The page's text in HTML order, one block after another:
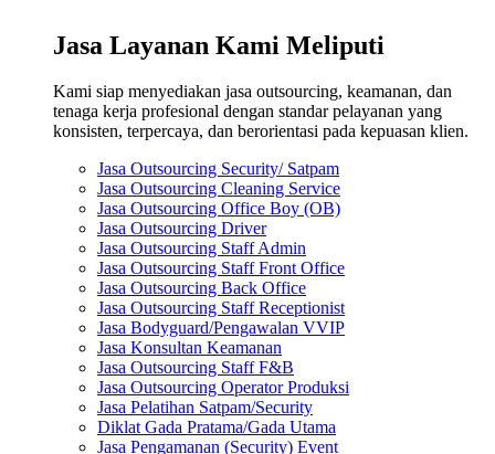
Jasa Layanan Kami Meliputi
Kami siap menyediakan jasa outsourcing, keamanan, dan
tenaga kerja profesional dengan standar pelayanan yang
konsisten, terpercaya, dan berorientasi pada kepuasan klien.
Jasa Outsourcing Security/ Satpam
Jasa Outsourcing Cleaning Service
Jasa Outsourcing Office Boy (OB)
Jasa Outsourcing Driver
Jasa Outsourcing Staff Admin
Jasa Outsourcing Staff Front Office
Jasa Outsourcing Back Office
Jasa Outsourcing Staff Receptionist
Jasa Bodyguard/Pengawalan VVIP
Jasa Konsultan Keamanan
Jasa Outsourcing Staff F&B
Jasa Outsourcing Operator Produksi
Jasa Pelatihan Satpam/Security
Diklat Gada Pratama/Gada Utama
Jasa Pengamanan (Security) Event